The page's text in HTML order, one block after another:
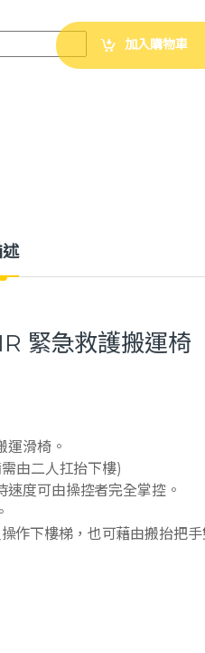
緊急救護搬運椅 300H
加入購物車
緊急救護搬運椅
運滑椅。
由二人扛抬下樓)
度可由操控者完全掌控。
作下樓梯，也可藉由搬抬把